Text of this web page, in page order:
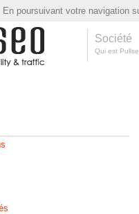
Société
Qui est
En poursuivant votre navigation